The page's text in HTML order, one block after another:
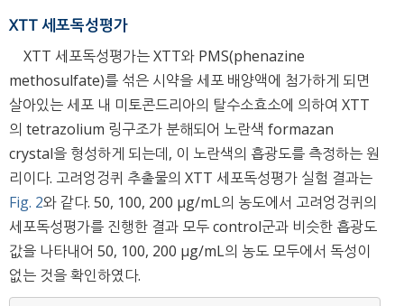
XTT 세포독성평가
XTT 세포독성평가는 XTT와 PMS(phenazine
methosulfate)를 섞은 시약을 세포 배양액에 첨가하게 되면
살아있는 세포 내 미토콘드리아의 탈수소효소에 의하여 XTT
의 tetrazolium 링구조가 분해되어 노란색 formazan
crystal을 형성하게 되는데, 이 노란색의 흡광도를 측정하는 원
리이다. 고려엉겅퀴 추출물의 XTT 세포독성평가 실험 결과는
Fig. 2와 같다. 50, 100, 200 μg/mL의 농도에서 고려엉겅퀴의
세포독성평가를 진행한 결과 모두 control군과 비슷한 흡광도
값을 나타내어 50, 100, 200 μg/mL의 농도 모두에서 독성이
없는 것을 확인하였다.